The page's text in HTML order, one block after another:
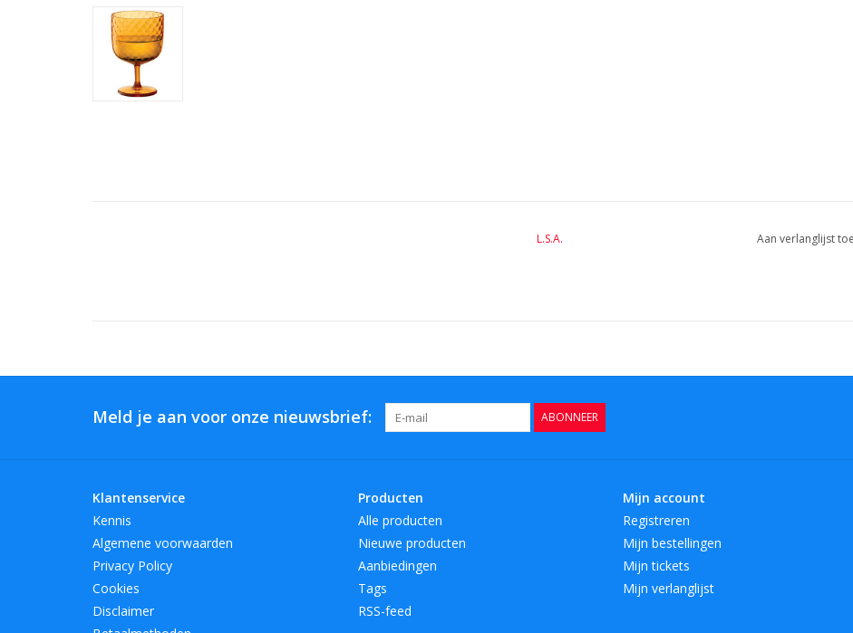
L.S.A. Aan verlanglijst
Meld je aan voor onze nieuwsbrief: ABONNEER
Klantenservice
Kennis
Algemene voorwaarden
Privacy Policy
Cookies
Disclaimer
Producten
Alle producten
Nieuwe producten
Aanbiedingen
Tags
RSS-feed
Mijn account
Registreren
Mijn bestellingen
Mijn tickets
Mijn verlanglijst